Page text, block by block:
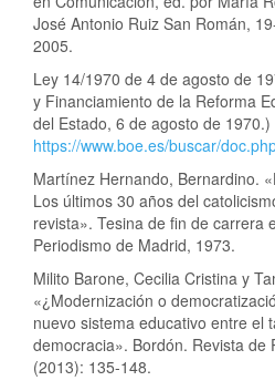
José Antonio Ruiz San Román,
2005.
Ley 14/1970 de 4 de agosto de
y Financiamiento de la Reforma
del Estado, 6 de agosto de 1970.)
https://www.boe.es/buscar/
Martínez Hernando, Bernardino.
Los últimos 30 años del
revista». Tesina de fin de carrera
Periodismo de Madrid, 1973.
Milito Barone, Cecilia Cristina y
«¿Modernización o
nuevo sistema educativo entre el
democracia». Bordón. Revista de
(2013): 135-148.